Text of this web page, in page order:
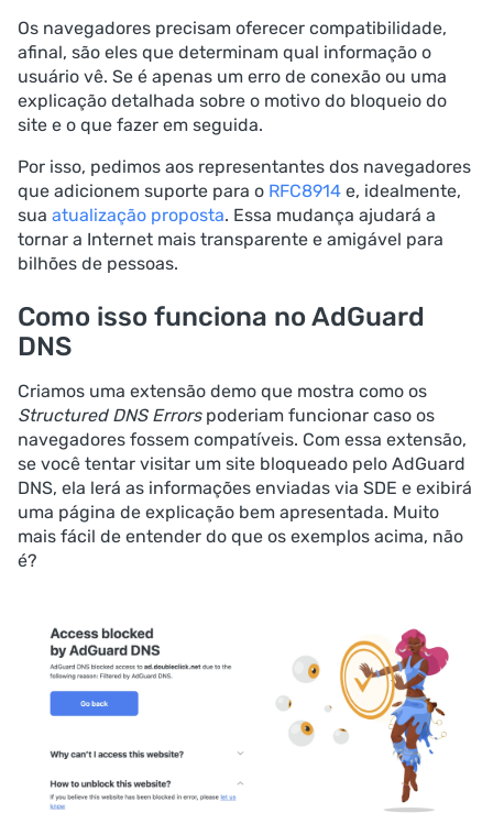
Os navegadores precisam oferecer compatibilidade,
afinal, são eles que determinam qual informação o
usuário vê. Se é apenas um erro de conexão ou uma
explicação detalhada sobre o motivo do bloqueio do
site e o que fazer em seguida.
Por isso, pedimos aos representantes dos navegadores
que adicionem suporte para o RFC8914 e, idealmente,
sua atualização proposta. Essa mudança ajudará a
tornar a Internet mais transparente e amigável para
bilhões de pessoas.
Como isso funciona no AdGuard
DNS
Criamos uma extensão demo que mostra como os
Structured DNS Errorspoderiam funcionar caso os
navegadores fossem compatíveis. Com essa extensão,
se você tentar visitar um site bloqueado pelo AdGuard
DNS, ela lerá as informações enviadas via SDE e exibirá
uma página de explicação bem apresentada. Muito
mais fácil de entender do que os exemplos acima, não
é?